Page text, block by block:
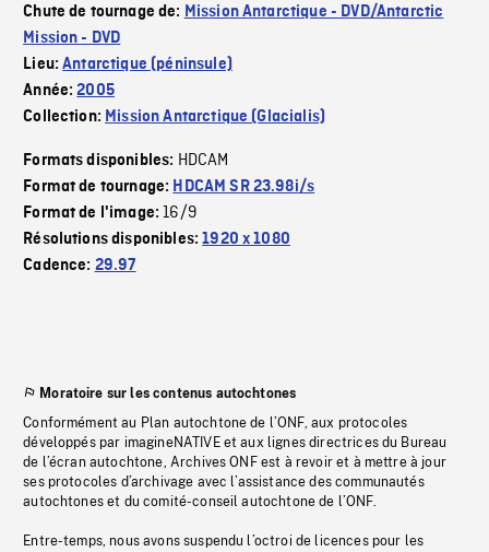
Chute de tournage de: Mission Antarctique - DVD/Antarctic
Mission - DVD
Lieu:Antarctique (péninsule)
Année:2005
Collection: Mission Antarctique (Glacialis)
Formats disponibles: HDCAM
Format de tournage: HDCAM SR 23.98i/s
Format de l'image:16/9
Résolutions disponibles:1920 x 1080
Cadence: 29.97
Moratoire sur les contenus autochtones
Conformément au Plan autochtone de l’ONF, aux protocoles
développés par imagineNATIVE et aux lignes directrices du Bureau
de l’écran autochtone, Archives ONF est à revoir et à mettre à jour
ses protocoles d’archivage avec l’assistance des communautés
autochtones et du comité-conseil autochtone de l’ONF.
Entre-temps, nous avons suspendu l’octroi de licences pour les